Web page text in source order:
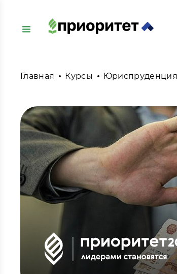
Главная Курсы Юриспруденция